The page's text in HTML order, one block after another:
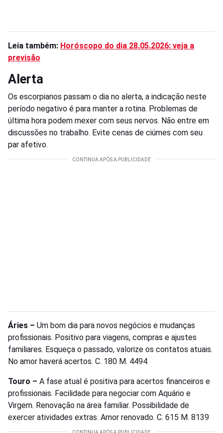
Leia também: Horóscopo do dia 28.05.2026: veja a
previsão
Alerta
Os escorpianos passam o dia no alerta, a indicação neste
período negativo é para manter a rotina. Problemas de
última hora podem mexer com seus nervos. Não entre em
discussões no trabalho. Evite cenas de ciúmes com seu
par afetivo.
Áries – Um bom dia para novos negócios e mudanças
profissionais. Positivo para viagens, compras e ajustes
familiares. Esqueça o passado, valorize os contatos atuais.
No amor haverá acertos. C. 180 M. 4494
Touro – A fase atual é positiva para acertos financeiros e
profissionais. Facilidade para negociar com Aquário e
Virgem. Renovação na área familiar. Possibilidade de
exercer atividades extras. Amor renovado. C. 615 M. 8139